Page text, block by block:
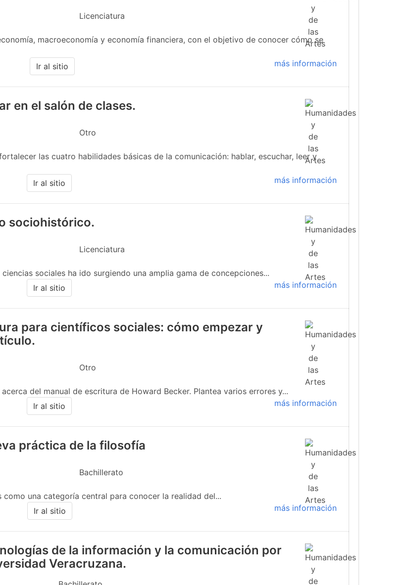
Licenciatura
macroeconomía y economía financiera, con el objetivo de conocer cómo se
más información
Ir al sitio
en el salón de clases.
Otro
las cuatro habilidades básicas de la comunicación: hablar, escuchar, leer y
más información
Ir al sitio
sociohistórico.
Licenciatura
sociales ha ido surgiendo una amplia gama de concepciones...
más información
Ir al sitio
para científicos sociales: cómo empezar y
Otro
del manual de escritura de Howard Becker. Plantea varios errores y...
más información
Ir al sitio
práctica de la filosofía
Bachillerato
una categoría central para conocer la realidad del...
más información
Ir al sitio
de la información y la comunicación por
Veracruzana.